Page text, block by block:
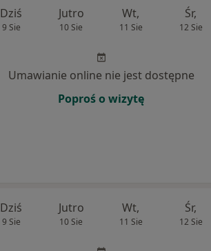
Dziś
9 Sie
Jutro
10 Sie
Wt,
11 Sie
Śr,
12 Sie
Umawianie online nie jest dostępne
Poproś o wizytę
Dziś
9 Sie
Jutro
10 Sie
Wt,
11 Sie
Śr,
12 Sie